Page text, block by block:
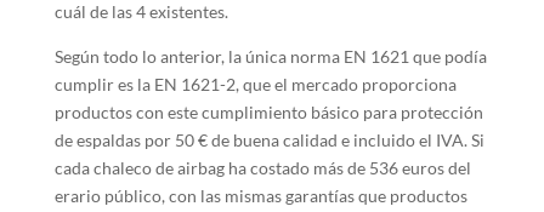
cuál de las 4 existentes.
Según todo lo anterior, la única norma EN 1621 que podía
cumplir es la EN 1621-2, que el mercado proporciona
productos con este cumplimiento básico para protección
de espaldas por 50 € de buena calidad e incluido el IVA. Si
cada chaleco de airbag ha costado más de 536 euros del
erario público, con las mismas garantías que productos